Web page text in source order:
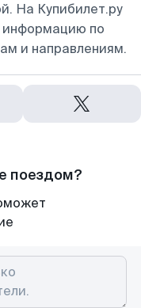
На Купибилет.ру
информацию по
и направлениям.
поездом?